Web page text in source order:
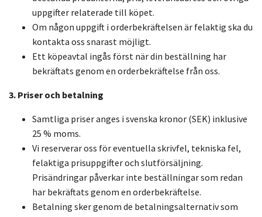
uppgifter relaterade till köpet.
Om någon uppgift i orderbekräftelsen är felaktig ska du
kontakta oss snarast möjligt.
Ett köpeavtal ingås först när din beställning har
bekräftats genom en orderbekräftelse från oss.
3. Priser och betalning
Samtliga priser anges i svenska kronor (SEK) inklusive
25 % moms.
Vi reserverar oss för eventuella skrivfel, tekniska fel,
felaktiga prisuppgifter och slutförsäljning.
Prisändringar påverkar inte beställningar som redan
har bekräftats genom en orderbekräftelse.
Betalning sker genom de betalningsalternativ som